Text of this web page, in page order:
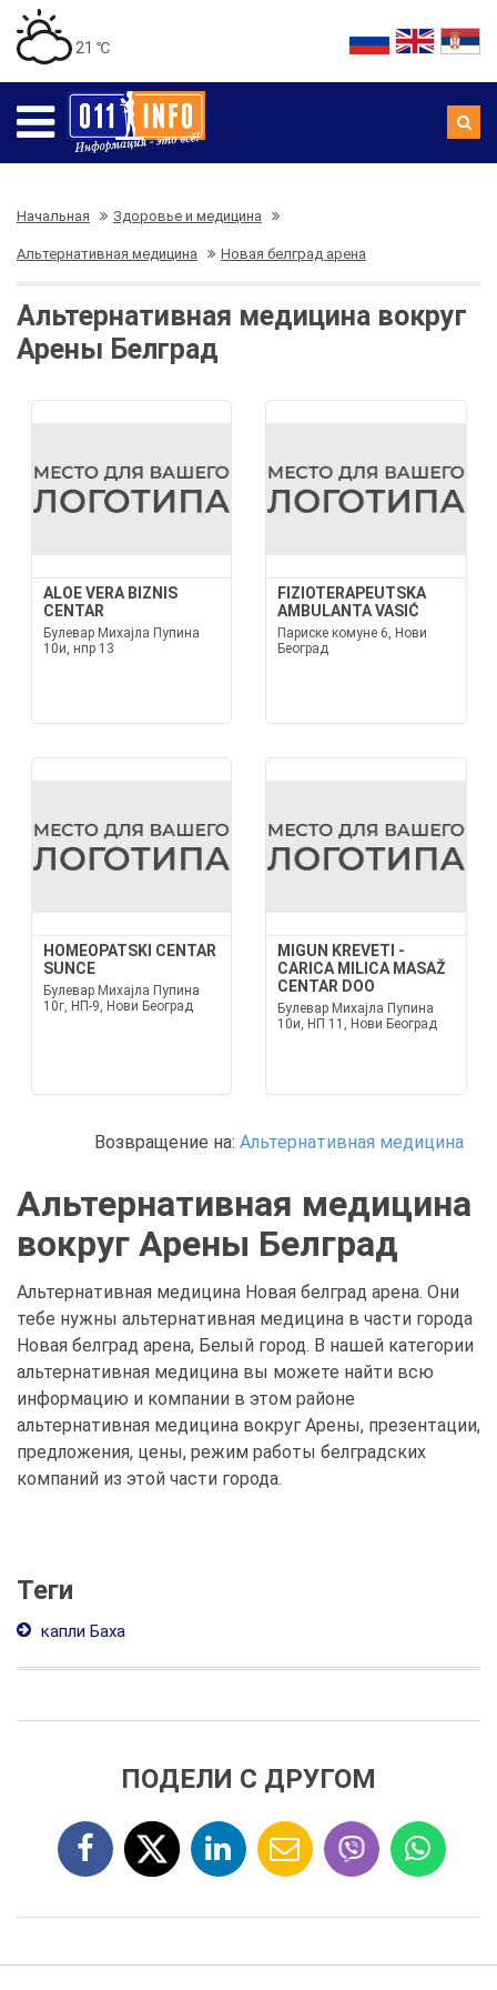
21 ℃
Начальная Здоровье и медицина
Альтернативная медицина Новая белград арена
Альтернативная медицина вокруг
Арены Белград
ALOE VERA BIZNIS
CENTAR
Булевар Михајла Пупина
10и, нпр 13
FIZIOTERAPEUTSKA
AMBULANTA VASIĆ
Париске комуне 6, Нови
Београд
HOMEOPATSKI CENTAR
SUNCE
Булевар Михајла Пупина
10г, НП-9, Нови Београд
MIGUN KREVETI -
CARICA MILICA MASAŽ
CENTAR DOO
Булевар Михајла Пупина
10и, НП 11, Нови Београд
Возвращение на: Альтернативная медицина
Альтернативная медицина
вокруг Арены Белград
Альтернативная медицина Новая белград арена. Они
тебе нужны альтернативная медицина в части города
Новая белград арена, Белый город. В нашей категории
альтернативная медицина вы можете найти всю
информацию и компании в этом районе
альтернативная медицина вокруг Арены, презентации,
предложения, цены, режим работы белградских
компаний из этой части города.
Теги
капли Баха
ПОДЕЛИ С ДРУГОМ